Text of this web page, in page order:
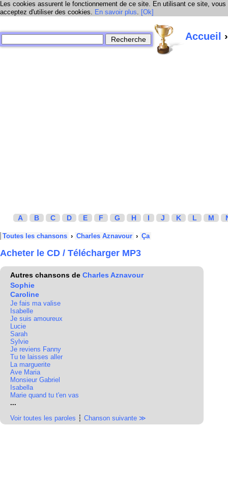
Les cookies assurent le fonctionnement de ce site. En utilisant ce site, vous
acceptez d'utiliser des cookies. En savoir plus. [Ok]
Accueil
A B C D E F G H I J K L M
Toutes les chansons › Charles Aznavour › Ça
Acheter le CD / Télécharger MP3
Autres chansons de Charles Aznavour
Sophie
Caroline
Je fais ma valise
Isabelle
Je suis amoureux
Lucie
Sarah
Sylvie
Je reviens Fanny
Tu te laisses aller
La marguerite
Ave Maria
Monsieur Gabriel
Isabella
Marie quand tu t'en vas
...
Voir toutes les paroles ┆ Chanson suivante ≫